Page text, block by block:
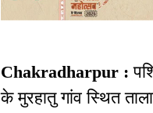
Chakradharpur :
के मुरहातु गांव स्थित